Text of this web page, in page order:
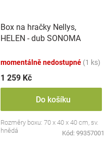
Box na hračky Nellys,
HELEN - dub SONOMA
momentálně nedostupné (1 ks)
1 259 Kč
Do košíku
Rozměry boxu: 70 x 40 x 40 cm, sv.
hnědá
Kód: 99357001